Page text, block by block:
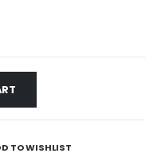
TO WISHLIST